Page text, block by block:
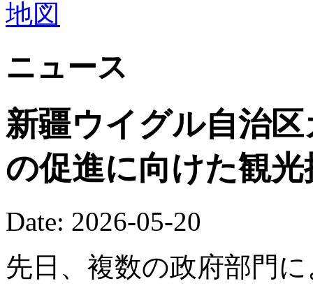
ニュース
新疆ウイグル自治
の促進に向けた観
Date: 2026-05-20
先日、複数の政府部門